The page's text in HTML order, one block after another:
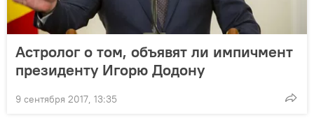
Астролог о том, объявят ли импичмент
президенту Игорю Додону
9 сентября 2017, 13:35